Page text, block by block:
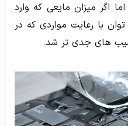
اگر میزان مایعی که وارد
با رعایت مواردی که در
های جدی تر شد.